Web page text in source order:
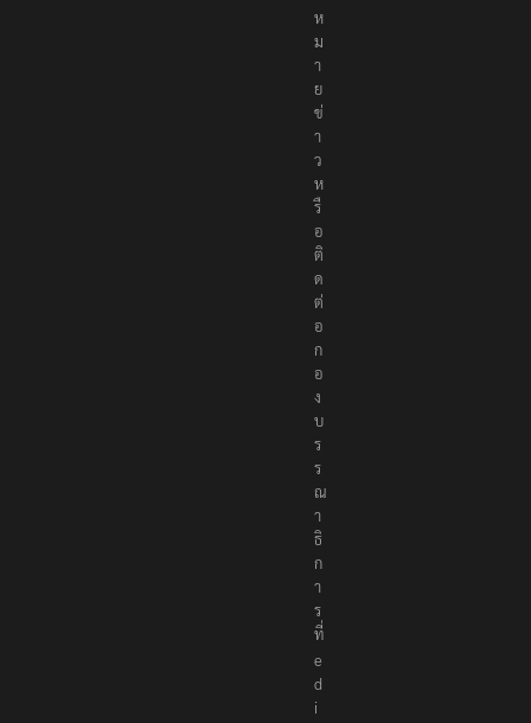
จ้
ง
ห
ม
า
ย
ข่
า
ว
ห
รื
อ
ติ
ด
ต่
อ
ก
อ
ง
บ
ร
ร
ณ
า
ธิ
ก
า
ร
ที่
e